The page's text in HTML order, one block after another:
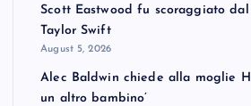
Scott Eastwood fu scoraggiato
Taylor Swift
August 5, 2026
Alec Baldwin chiede alla moglie
un altro bambino’